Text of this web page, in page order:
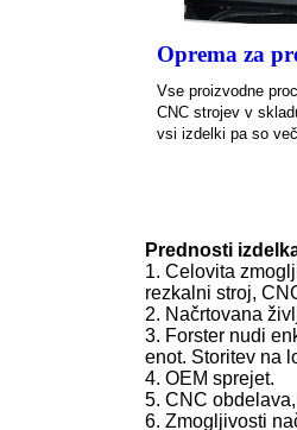
Oprema za
Vse proizvodne
CNC strojev v
vsi izdelki pa so
Prednosti
1. Celovita
rezkalni stroj,
2. Načrtovana
3. Forster nudi
enot. Storitev na
4. OEM sprejet.
5. CNC
6. Zmogljivosti